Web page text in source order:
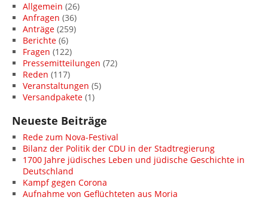
Allgemein (26)
Anfragen (36)
Anträge (259)
Berichte (6)
Fragen (122)
Pressemitteilungen (72)
Reden (117)
Veranstaltungen (5)
Versandpakete (1)
Neueste Beiträge
Rede zum Nova-Festival
Bilanz der Politik der CDU in der Stadtregierung
1700 Jahre jüdisches Leben und jüdische Geschichte in
Deutschland
Kampf gegen Corona
Aufnahme von Geflüchteten aus Moria